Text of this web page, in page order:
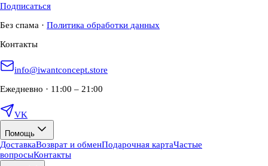
Подписаться
Без спама · Политика обработки данных
Контакты
info@iwantconcept.store
Ежедневно · 11:00 – 21:00
VK
Помощь
ДоставкаВозврат и обменПодарочная картаЧастые
вопросыКонтакты